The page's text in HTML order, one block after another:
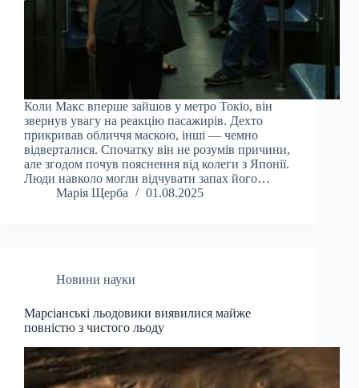
Коли Макс вперше зайшов у метро Токіо, він
звернув увагу на реакцію пасажирів. Дехто
прикривав обличчя маскою, інші — чемно
відверталися. Спочатку він не розумів причини,
але згодом почув пояснення від колеги з Японії.
Люди навколо могли відчувати запах його…
Марія Щерба
01.08.2025
Новини науки
Марсіанські льодовики виявилися майже
повністю з чистого льоду